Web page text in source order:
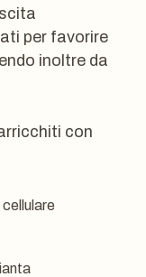
per favorire
inoltre da
con